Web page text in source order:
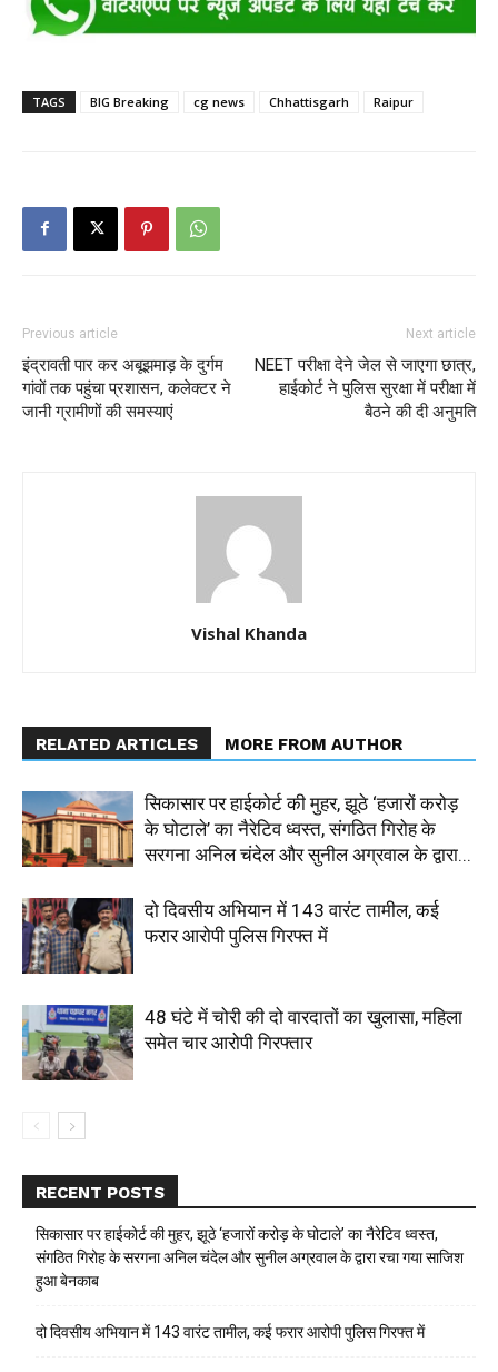
TAGS BIG Breaking cg news Chhattisgarh Raipur
Previous article
इंद्रावती पार कर अबूझमाड़ के दुर्गम
गांवों तक पहुंचा प्रशासन, कलेक्टर ने
जानी ग्रामीणों की समस्याएं
Next article
NEET परीक्षा देने जेल से जाएगा छात्र,
हाईकोर्ट ने पुलिस सुरक्षा में परीक्षा में
बैठने की दी अनुमति
Vishal Khanda
RELATED ARTICLES MORE FROM AUTHOR
सिकासार पर हाईकोर्ट की मुहर, झूठे ‘हजारों करोड़
के घोटाले’ का नैरेटिव ध्वस्त, संगठित गिरोह के
सरगना अनिल चंदेल और सुनील अग्रवाल के द्वारा...
दो दिवसीय अभियान में 143 वारंट तामील, कई
फरार आरोपी पुलिस गिरफ्त में
48 घंटे में चोरी की दो वारदातों का खुलासा, महिला
समेत चार आरोपी गिरफ्तार
RECENT POSTS
सिकासार पर हाईकोर्ट की मुहर, झूठे ‘हजारों करोड़ के घोटाले’ का नैरेटिव ध्वस्त,
संगठित गिरोह के सरगना अनिल चंदेल और सुनील अग्रवाल के द्वारा रचा गया साजिश
हुआ बेनकाब
दो दिवसीय अभियान में 143 वारंट तामील, कई फरार आरोपी पुलिस गिरफ्त में